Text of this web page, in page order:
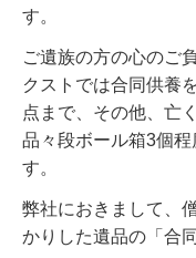
す。
ご遺族の方の心のご
クストでは合同供養
点まで、その他、亡
品々段ボール箱3個
す。
弊社におきまして、
かりした遺品の「合